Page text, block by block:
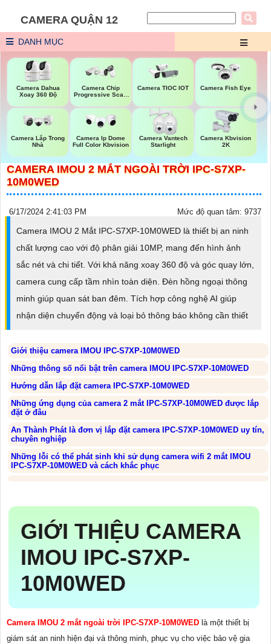
CAMERA QUẬN 12
DANH MỤC
Camera Dahua
Xoay 360 Độ
Camera Chip
Progressive Scan
Camera TIOC IOT Camera Fish Eye
Camera Lắp Trong
Nhà
Camera Ip Dome
Full Color Kbvision
Camera Vantech
Starlight
Camera Kbvision
2K
CAMERA IMOU 2 MẮT NGOÀI TRỜI IPC-S7XP-
10M0WED
6/17/2024 2:41:03 PM Mức độ quan tâm: 9737
Camera IMOU 2 Mắt IPC-S7XP-10M0WED là thiết bị an ninh
chất lượng cao với độ phân giải 10MP, mang đến hình ảnh
sắc nét và chi tiết. Với khả năng xoay 360 độ và góc quay lớn,
camera cung cấp tầm nhìn toàn diện. Đèn hồng ngoại thông
minh giúp quan sát ban đêm. Tích hợp công nghệ AI giúp
nhận diện chuyển động và loại bỏ thông báo không cần thiết
Giới thiệu camera IMOU IPC-S7XP-10M0WED
Những thông số nổi bật trên camera IMOU IPC-S7XP-10M0WED
Hướng dẫn lắp đặt camera IPC-S7XP-10M0WED
Những ứng dụng của camera 2 mắt IPC-S7XP-10M0WED được lắp
đặt ở đâu
An Thành Phát là đơn vị lắp đặt camera IPC-S7XP-10M0WED uy tín,
chuyên nghiệp
Những lỗi có thể phát sinh khi sử dụng camera wifi 2 mắt IMOU
IPC-S7XP-10M0WED và cách khắc phục
GIỚI THIỆU CAMERA
IMOU IPC-S7XP-
10M0WED
Camera IMOU 2 mắt ngoài trời IPC-S7XP-10M0WED là một thiết bị
giám sát an ninh hiện đại và thông minh, phục vụ cho việc bảo vệ gia